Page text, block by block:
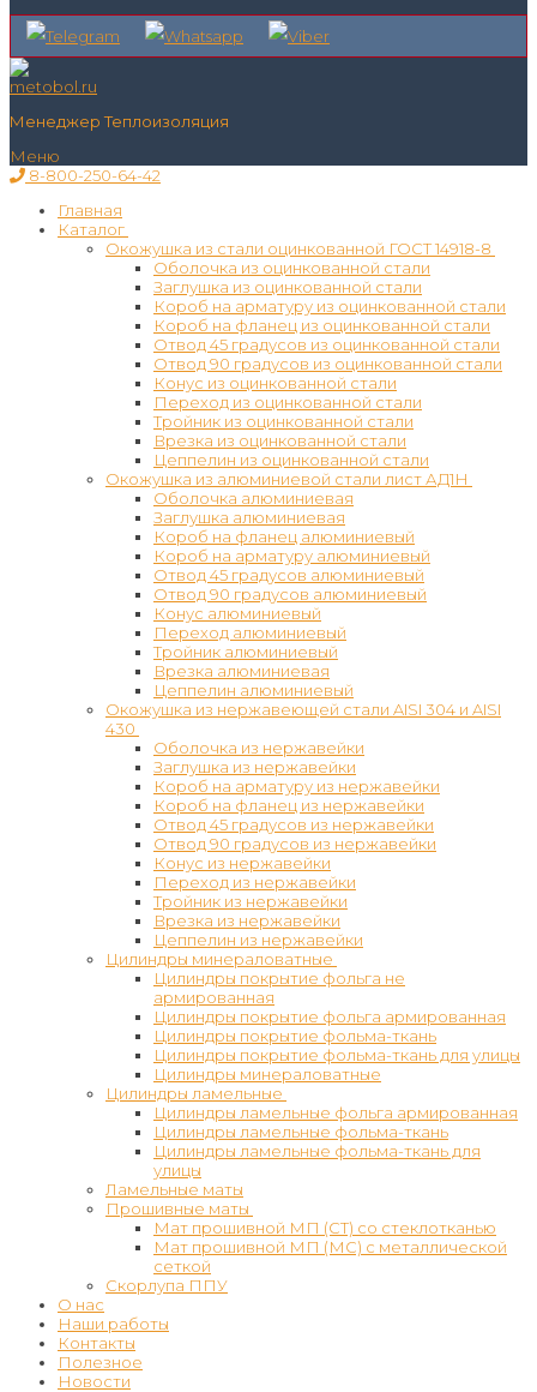
Менеджер Теплоизоляция
Меню
8-800-250-64-42
Главная
Каталог
Окожушка из стали оцинкованной ГОСТ 14918-8
Оболочка из оцинкованной стали
Заглушка из оцинкованной стали
Короб на арматуру из оцинкованной стали
Короб на фланец из оцинкованной стали
Отвод 45 градусов из оцинкованной стали
Отвод 90 градусов из оцинкованной стали
Конус из оцинкованной стали
Переход из оцинкованной стали
Тройник из оцинкованной стали
Врезка из оцинкованной стали
Цеппелин из оцинкованной стали
Окожушка из алюминиевой стали лист АД1Н
Оболочка алюминиевая
Заглушка алюминиевая
Короб на фланец алюминиевый
Короб на арматуру алюминиевый
Отвод 45 градусов алюминиевый
Отвод 90 градусов алюминиевый
Конус алюминиевый
Переход алюминиевый
Тройник алюминиевый
Врезка алюминиевая
Цеппелин алюминиевый
Окожушка из нержавеющей стали AISI 304 и AISI
430
Оболочка из нержавейки
Заглушка из нержавейки
Короб на арматуру из нержавейки
Короб на фланец из нержавейки
Отвод 45 градусов из нержавейки
Отвод 90 градусов из нержавейки
Конус из нержавейки
Переход из нержавейки
Тройник из нержавейки
Врезка из нержавейки
Цеппелин из нержавейки
Цилиндры минераловатные
Цилиндры покрытие фольга не
армированная
Цилиндры покрытие фольга армированная
Цилиндры покрытие фольма-ткань
Цилиндры покрытие фольма-ткань для улицы
Цилиндры минераловатные
Цилиндры ламельные
Цилиндры ламельные фольга армированная
Цилиндры ламельные фольма-ткань
Цилиндры ламельные фольма-ткань для
улицы
Ламельные маты
Прошивные маты
Мат прошивной МП (СТ) со стеклотканью
Мат прошивной МП (МС) с металлической
сеткой
Скорлупа ППУ
О нас
Наши работы
Контакты
Полезное
Новости